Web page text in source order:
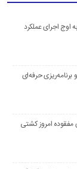
اوج اجرای عملکرد
حرفه‌ای
امروز کشتی